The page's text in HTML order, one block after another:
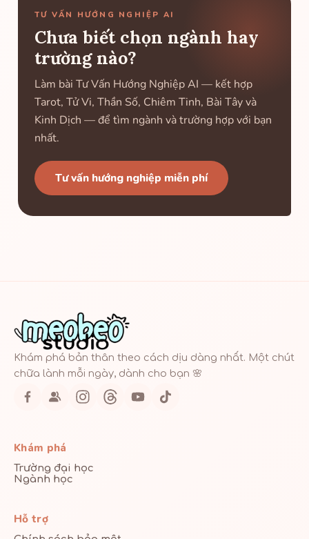
TƯ VẤN HƯỚNG NGHIỆP AI
Chưa biết chọn ngành hay
trường nào?
Làm bài Tư Vấn Hướng Nghiệp AI — kết hợp
Tarot, Tử Vi, Thần Số, Chiêm Tinh, Bài Tây và
Kinh Dịch — để tìm ngành và trường hợp với bạn
nhất.
Tư vấn hướng nghiệp miễn phí
Khám phá bản thân theo cách dịu dàng nhất. Một chút
chữa lành mỗi ngày, dành cho bạn 🌸
Khám phá
Trường đại học
Ngành học
Hỗ trợ